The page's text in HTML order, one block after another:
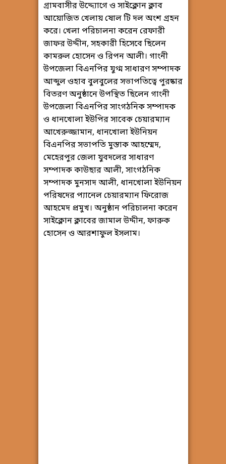
গ্রামবাসীর উদ্দ্যোগে ও সাইক্লোন ক্লাব
আয়োজিত খেলায় ষোল টি দল অংশ গ্রহন
করে। খেলা পরিচালনা করেন রেফারী
জাফর উদ্দীন, সহকারী হিসেবে ছিলেন
কামরুল হোসেন ও রিপন আলী। গাংনী
উপজেলা বিএনপির যুগ্ম সাধারণ সম্পাদক
আব্দুল ওহাব বুলবুলের সভাপতিত্বে পুরষ্কার
বিতরণ অনুষ্ঠানে উপস্থিত ছিলেন গাংনী
উপজেলা বিএনপির সাংগঠনিক সম্পাদক
ও ধানখোলা ইউপির সাবেক চেয়ারম্যান
আখেরুজ্জামান, ধানখোলা ইউনিয়ন
বিএনপির সভাপতি মুস্তাক আহম্মেদ,
মেহেরপুর জেলা যুবদলের সাধারণ
সম্পাদক কাউছার আলী, সাংগঠনিক
সম্পাদক মুনসাদ আলী, ধানখোলা ইউনিয়ন
পরিষদের প্যানেল চেয়ারম্যান ফিরোজ
আহমেদ প্রমুখ। অনুষ্ঠান পরিচালনা করেন
সাইক্লোন ক্লাবের জামাল উদ্দীন, ফারুক
হোসেন ও আরশাফুল ইসলাম।